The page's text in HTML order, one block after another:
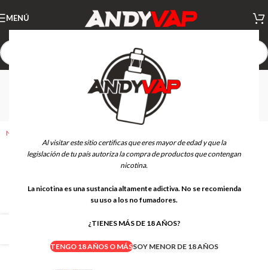
Al visitar este sitio certificas que eres mayor de edad y que la
legislación de tu país autoriza la compra de productos que contengan
nicotina.
La nicotina es una sustancia altamente adictiva. No se recomienda
su uso a los no fumadores.
¿TIENES MÁS DE 18 AÑOS?
TENGO 18 AÑOS O MÁSSOY MENOR DE 18 AÑOS
MENÚ
Novedades Kits de
Vapeo
Novedades
PODS RECARCAGLES BASES Y AROMAS